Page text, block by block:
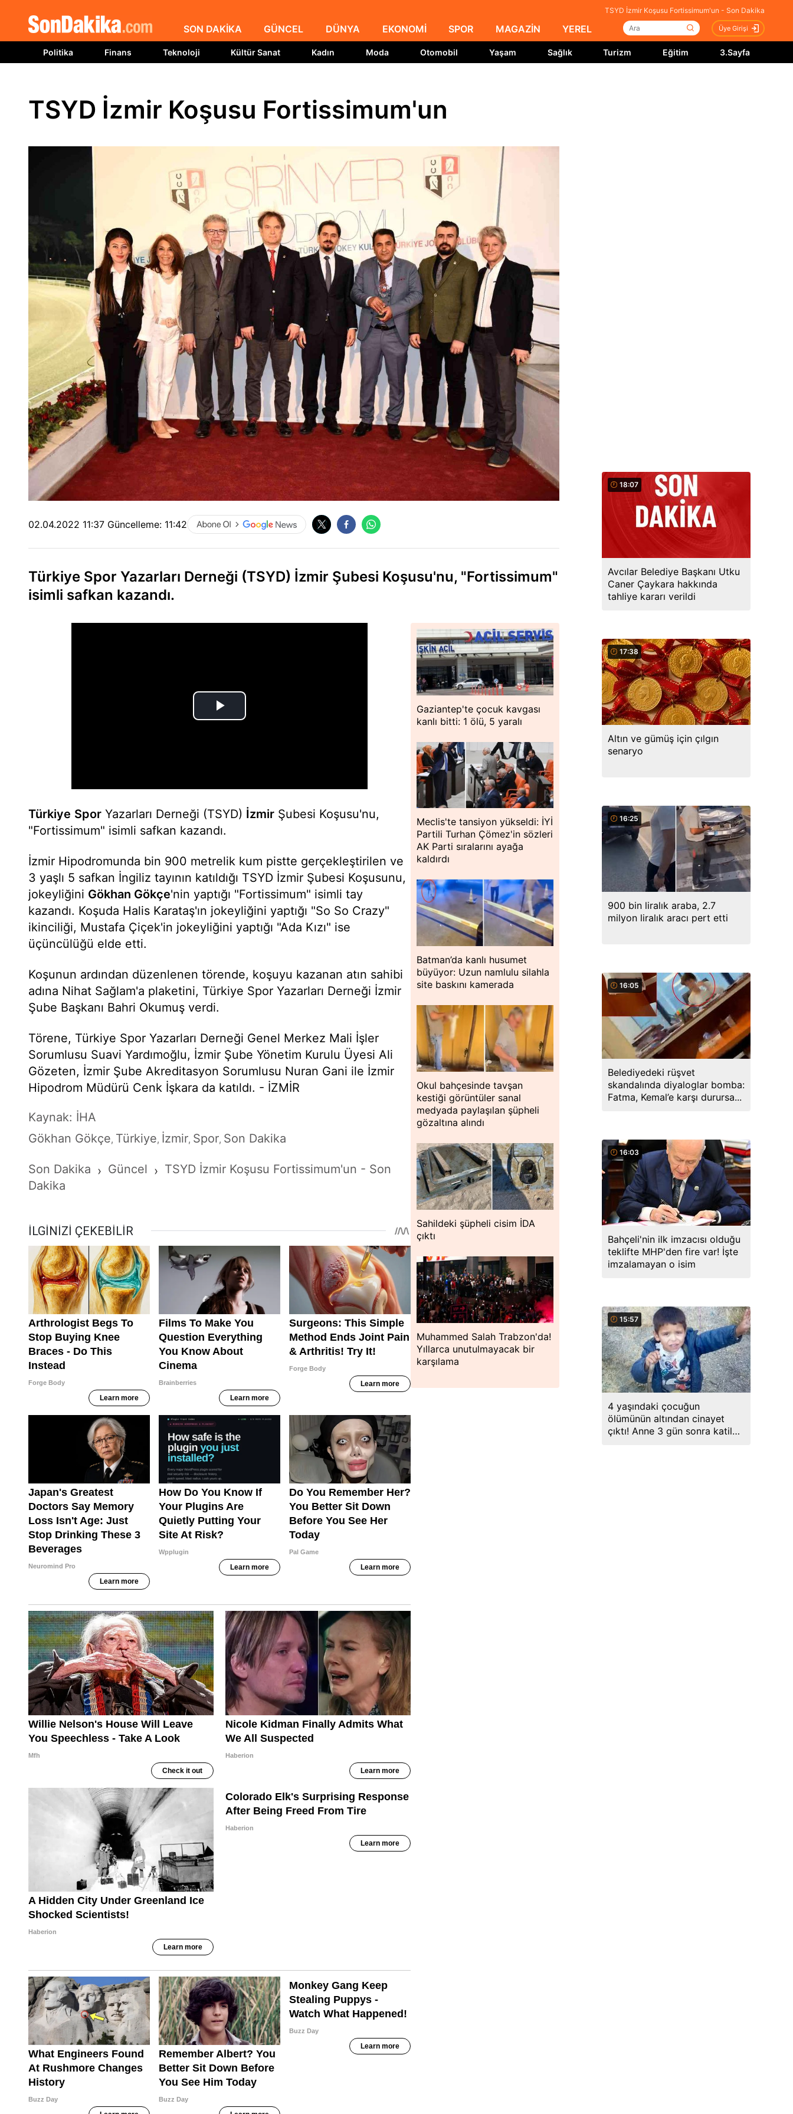
TSYD İzmir Koşusu Fortissimum'un - Son Dakika
SON DAKİKA GÜNCEL DÜNYA EKONOMİ SPOR MAGAZİN YEREL Üye Girişi
Politika Finans Teknoloji Kültür Sanat Kadın Moda Otomobil Yaşam Sağlık Turizm Eğitim 3.Sayfa
TSYD İzmir Koşusu Fortissimum'un
02.04.2022 11:37 Güncelleme: 11:42
Türkiye Spor Yazarları Derneği (TSYD) İzmir Şubesi Koşusu'nu, "Fortissimum"
isimli safkan kazandı.
Türkiye Spor Yazarları Derneği (TSYD) İzmir Şubesi Koşusu'nu,
"Fortissimum" isimli safkan kazandı.
İzmir Hipodromunda bin 900 metrelik kum pistte gerçekleştirilen ve
3 yaşlı 5 safkan İngiliz tayının katıldığı TSYD İzmir Şubesi Koşusunu,
jokeyliğini Gökhan Gökçe'nin yaptığı "Fortissimum" isimli tay
kazandı. Koşuda Halis Karataş'ın jokeyliğini yaptığı "So So Crazy"
ikinciliği, Mustafa Çiçek'in jokeyliğini yaptığı "Ada Kızı" ise
üçüncülüğü elde etti.
Koşunun ardından düzenlenen törende, koşuyu kazanan atın sahibi
adına Nihat Sağlam'a plaketini, Türkiye Spor Yazarları Derneği İzmir
Şube Başkanı Bahri Okumuş verdi.
Törene, Türkiye Spor Yazarları Derneği Genel Merkez Mali İşler
Sorumlusu Suavi Yardımoğlu, İzmir Şube Yönetim Kurulu Üyesi Ali
Gözeten, İzmir Şube Akreditasyon Sorumlusu Nuran Gani ile İzmir
Hipodrom Müdürü Cenk İşkara da katıldı. - İZMİR
Kaynak: İHA
Gökhan Gökçe, Türkiye, İzmir, Spor, Son Dakika
Son Dakika › Güncel › TSYD İzmir Koşusu Fortissimum'un - Son
Dakika
Gaziantep'te çocuk kavgası
kanlı bitti: 1 ölü, 5 yaralı
Meclis'te tansiyon yükseldi: İYİ
Partili Turhan Çömez'in sözleri
AK Parti sıralarını ayağa
kaldırdı
Batman’da kanlı husumet
büyüyor: Uzun namlulu silahla
site baskını kamerada
Okul bahçesinde tavşan
kestiği görüntüler sanal
medyada paylaşılan şüpheli
gözaltına alındı
Sahildeki şüpheli cisim İDA
çıktı
Muhammed Salah Trabzon'da!
Yıllarca unutulmayacak bir
karşılama
18:07
Avcılar Belediye Başkanı Utku
Caner Çaykara hakkında
tahliye kararı verildi
17:38
Altın ve gümüş için çılgın
senaryo
16:25
900 bin liralık araba, 2.7
milyon liralık aracı pert etti
16:05
Belediyedeki rüşvet
skandalında diyaloglar bomba:
Fatma, Kemal’e karşı durursa...
16:03
Bahçeli'nin ilk imzacısı olduğu
teklifte MHP'den fire var! İşte
imzalamayan o isim
15:57
4 yaşındaki çocuğun
ölümünün altından cinayet
çıktı! Anne 3 gün sonra katil